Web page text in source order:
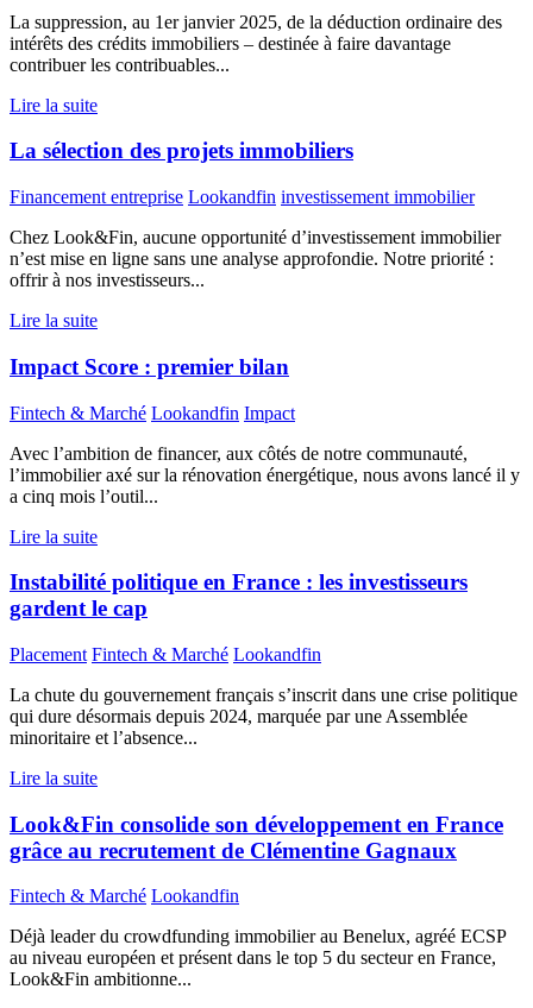
La suppression, au 1er janvier 2025, de la déduction ordinaire des
intérêts des crédits immobiliers – destinée à faire davantage
contribuer les contribuables...
Lire la suite
La sélection des projets immobiliers
Financement entreprise Lookandfin investissement immobilier
Chez Look&Fin, aucune opportunité d’investissement immobilier
n’est mise en ligne sans une analyse approfondie. Notre priorité :
offrir à nos investisseurs...
Lire la suite
Impact Score : premier bilan
Fintech & Marché Lookandfin Impact
Avec l’ambition de financer, aux côtés de notre communauté,
l’immobilier axé sur la rénovation énergétique, nous avons lancé il y
a cinq mois l’outil...
Lire la suite
Instabilité politique en France : les investisseurs
gardent le cap
Placement Fintech & Marché Lookandfin
La chute du gouvernement français s’inscrit dans une crise politique
qui dure désormais depuis 2024, marquée par une Assemblée
minoritaire et l’absence...
Lire la suite
Look&Fin consolide son développement en France
grâce au recrutement de Clémentine Gagnaux
Fintech & Marché Lookandfin
Déjà leader du crowdfunding immobilier au Benelux, agréé ECSP
au niveau européen et présent dans le top 5 du secteur en France,
Look&Fin ambitionne...